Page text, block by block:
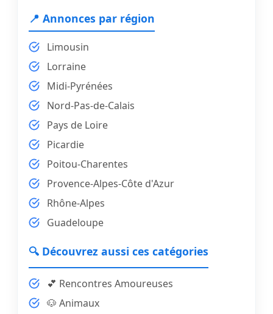
📍 Annonces par région
Limousin
Lorraine
Midi-Pyrénées
Nord-Pas-de-Calais
Pays de Loire
Picardie
Poitou-Charentes
Provence-Alpes-Côte d'Azur
Rhône-Alpes
Guadeloupe
🔍 Découvrez aussi ces catégories
💕 Rencontres Amoureuses
🐶 Animaux